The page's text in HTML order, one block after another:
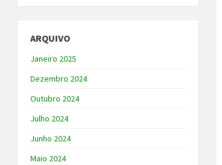
ARQUIVO
Janeiro 2025
Dezembro 2024
Outubro 2024
Julho 2024
Junho 2024
Maio 2024